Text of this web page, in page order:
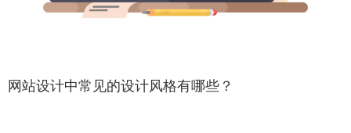
网站设计中常见的设计风格有哪些？